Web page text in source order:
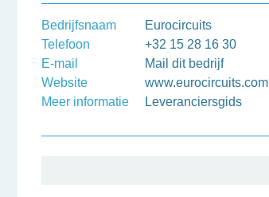
Bedrijfsnaam
Eurocircuits
Telefoon
+32 15 28 16 30
E-mail
Mail dit bedrijf
Website
www.eurocircuits.com
Meer informatie
Leveranciersgids